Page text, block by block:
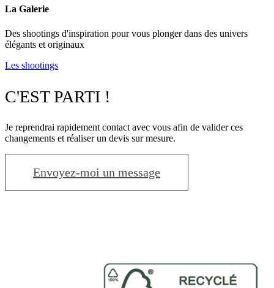
La Galerie
Des shootings d'inspiration pour vous plonger dans des univers
élégants et originaux
Les shootings
C'EST PARTI !
Je reprendrai rapidement contact avec vous afin de valider ces
changements et réaliser un devis sur mesure.
Envoyez-moi un message